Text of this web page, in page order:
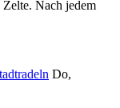
Zelte. Nach jedem
Do,